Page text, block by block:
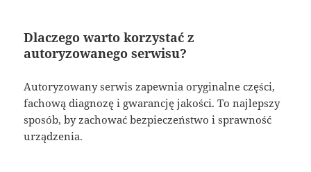
Dlaczego warto korzystać z
autoryzowanego serwisu?
Autoryzowany serwis zapewnia oryginalne części,
fachową diagnozę i gwarancję jakości. To najlepszy
sposób, by zachować bezpieczeństwo i sprawność
urządzenia.